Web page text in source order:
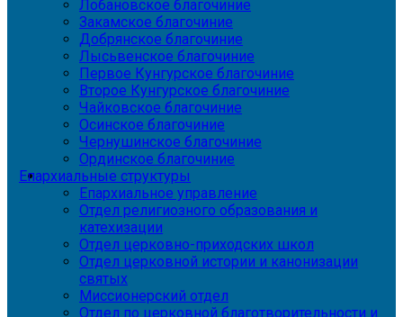
Лобановское благочиние
Закамское благочиние
Добрянское благочиние
Лысьвенское благочиние
Первое Кунгурское благочиние
Второе Кунгурское благочиние
Чайковское благочиние
Осинское благочиние
Чернушинское благочиние
Ординское благочиние
Епархиальные структуры
Епархиальное управление
Отдел религиозного образования и
катехизации
Отдел церковно-приходских школ
Отдел церковной истории и канонизации
святых
Миссионерский отдел
Отдел по церковной благотворительности и